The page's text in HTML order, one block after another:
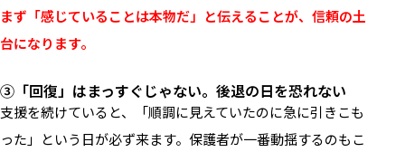
まず「感じていることは本物だ」と伝えることが、信頼の土
台になります。
③「回復」はまっすぐじゃない。後退の日を恐れない
支援を続けていると、「順調に見えていたのに急に引きこも
った」という日が必ず来ます。保護者が一番動揺するのもこ